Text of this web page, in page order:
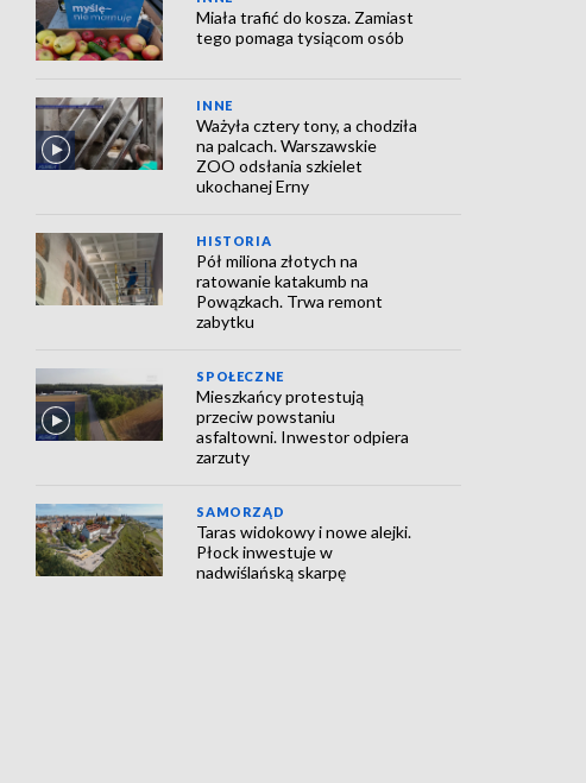
Miała trafić do kosza. Zamiast
tego pomaga tysiącom osób
INNE
Ważyła cztery tony, a chodziła
na palcach. Warszawskie
ZOO odsłania szkielet
ukochanej Erny
HISTORIA
Pół miliona złotych na
ratowanie katakumb na
Powązkach. Trwa remont
zabytku
SPOŁECZNE
Mieszkańcy protestują
przeciw powstaniu
asfaltowni. Inwestor odpiera
zarzuty
SAMORZĄD
Taras widokowy i nowe alejki.
Płock inwestuje w
nadwiślańską skarpę